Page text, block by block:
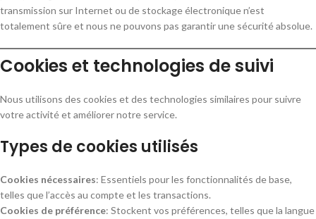
transmission sur Internet ou de stockage électronique n’est
totalement sûre et nous ne pouvons pas garantir une sécurité absolue.
Cookies et technologies de suivi
Nous utilisons des cookies et des technologies similaires pour suivre
votre activité et améliorer notre service.
Types de cookies utilisés
Cookies nécessaires: Essentiels pour les fonctionnalités de base,
telles que l’accès au compte et les transactions.
Cookies de préférence: Stockent vos préférences, telles que la langue